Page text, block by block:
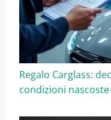
Regalo Carglass:
condizioni nascoste